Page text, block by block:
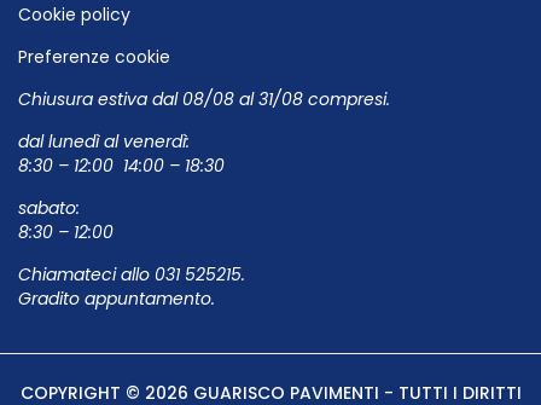
Cookie policy
Preferenze cookie
Chiusura estiva dal 08/08 al 31/08 compresi.
dal lunedì al venerdì:
8:30 – 12:00 14:00 – 18:30
sabato:
8:30 – 12:00
Chiamateci allo 031 525215.
Gradito appuntamento.
COPYRIGHT © 2026 GUARISCO PAVIMENTI - TUTTI I DIRITTI